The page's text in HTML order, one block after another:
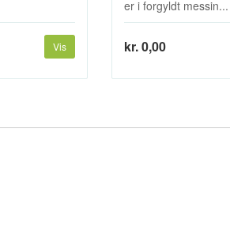
Vis
er i forgyldt messin...
kr. 0,00